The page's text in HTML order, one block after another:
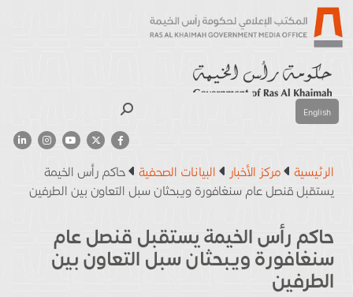
English
الرئيسية مركز الأخبار البيانات الصحفية
حاكم رأس الخيمة
يستقبل قنصل عام سنغافورة ويبحثان سبل التعاون بين الطرفين
حاكم رأس الخيمة يستقبل قنصل عام
سنغافورة ويبحثان سبل التعاون بين
الطرفين